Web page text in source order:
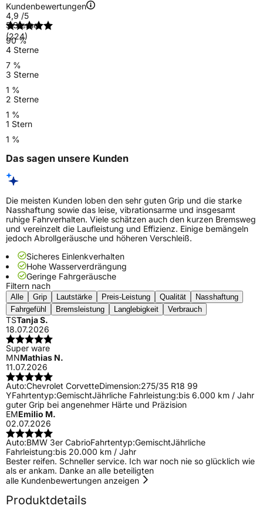
Kundenbewertungen
4,9 /5
(224)
5 Sterne
90 %
4 Sterne
7 %
3 Sterne
1 %
2 Sterne
1 %
1 Stern
1 %
Das sagen unsere Kunden
Die meisten Kunden loben den sehr guten Grip und die starke
Nasshaftung sowie das leise, vibrationsarme und insgesamt
ruhige Fahrverhalten. Viele schätzen auch den kurzen Bremsweg
und vereinzelt die Laufleistung und Effizienz. Einige bemängeln
jedoch Abrollgeräusche und höheren Verschleiß.
Sicheres Einlenkverhalten
Hohe Wasserverdrängung
Geringe Fahrgeräusche
Filtern nach
Alle Grip Lautstärke Preis-Leistung Qualität
Nasshaftung
Fahrgefühl
Bremsleistung Langlebigkeit Verbrauch
TSTanja S.
18.07.2026
Super ware
MNMathias N.
11.07.2026
Auto:Chevrolet CorvetteDimension:275/35 R18 99
YFahrtentyp:GemischtJährliche Fahrleistung:bis 6.000 km / Jahr
guter Grip bei angenehmer Härte und Präzision
EMEmilio M.
02.07.2026
Auto:BMW 3er CabrioFahrtentyp:GemischtJährliche
Fahrleistung:bis 20.000 km / Jahr
Bester reifen. Schneller service. Ich war noch nie so glücklich wie
als er ankam. Danke an alle beteiligten
alle Kundenbewertungen anzeigen
Produktdetails